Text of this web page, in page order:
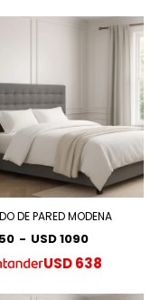
DE PARED MODENA
- USD 1090
USD638